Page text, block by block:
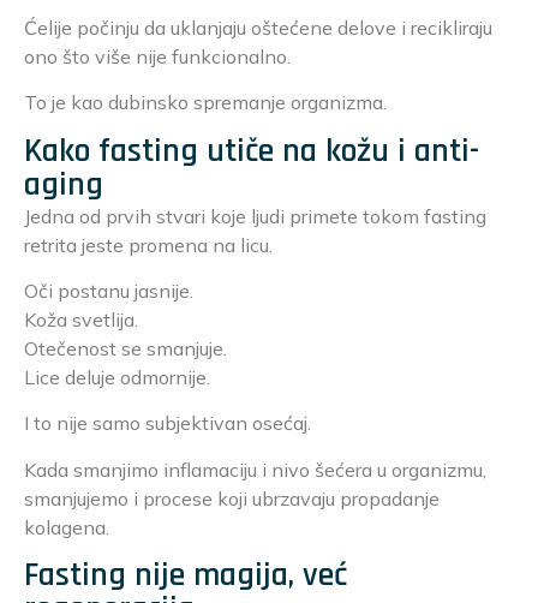
Ćelije počinju da uklanjaju oštećene delove i recikliraju
ono što više nije funkcionalno.
To je kao dubinsko spremanje organizma.
Kako fasting utiče na kožu i anti-
aging
Jedna od prvih stvari koje ljudi primete tokom fasting
retrita jeste promena na licu.
Oči postanu jasnije.
Koža svetlija.
Otečenost se smanjuje.
Lice deluje odmornije.
I to nije samo subjektivan osećaj.
Kada smanjimo inflamaciju i nivo šećera u organizmu,
smanjujemo i procese koji ubrzavaju propadanje
kolagena.
Fasting nije magija, već